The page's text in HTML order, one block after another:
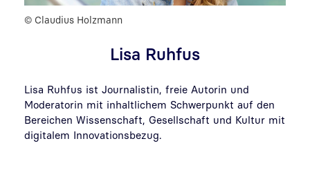
© Claudius Holzmann
Lisa Ruhfus
Lisa Ruhfus ist Journalistin, freie Autorin und
Moderatorin mit inhaltlichem Schwerpunkt auf den
Bereichen Wissenschaft, Gesellschaft und Kultur mit
digitalem Innovationsbezug.